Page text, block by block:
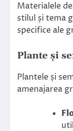
Materialele
stilul și tema
specifice ale
Plante și
Plantele și
amenajarea